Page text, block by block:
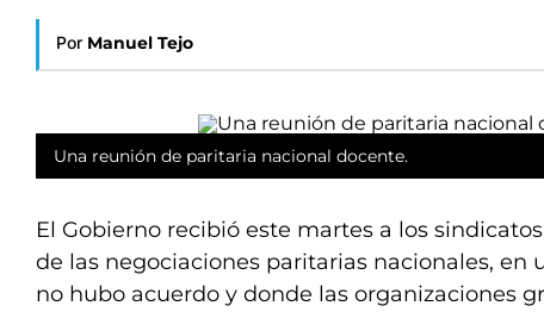
Por Manuel Tejo
Una reunión de paritaria nacional docente.
El Gobierno recibió este martes a los
de las negociaciones paritarias nacionales, en
no hubo acuerdo y donde las organizaciones